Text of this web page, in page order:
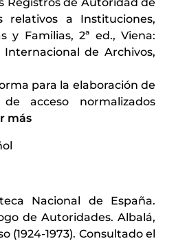
relativos a Instituciones,
y Familias, 2ª ed., Viena:
Internacional de Archivos,
para la elaboración de
acceso normalizados
más
Nacional de España.
de Autoridades. Albalá,
(1924-1973). Consultado el